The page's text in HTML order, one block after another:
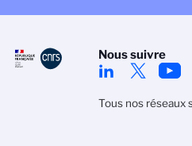
Nous suivre
Tous nos réseaux